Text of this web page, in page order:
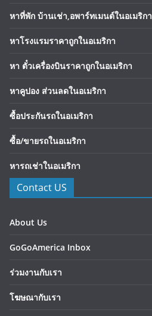
หาที่พัก บ้านเช่า,อพาร์ทเมนต์ในอเมริกา
หาโรงแรมราคาถูกในอเมริกา
หา ตั๋วเครื่องบินราคาถูกในอเมริกา
หาคูปอง ส่วนลดในอเมริกา
ซื้อประกันรถในอเมริกา
ซื้อ/ขายรถในอเมริกา
หารถเช่าในอเมริกา
Contact US
About Us
GoGoAmerica Inbox
ร่วมงานกับเรา
โฆษณากับเรา